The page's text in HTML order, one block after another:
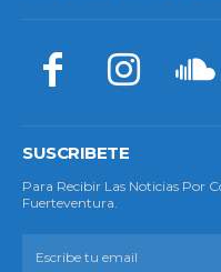
SUSCRIBETE
Para Recibir Las Noticias Por
Fuerteventura.